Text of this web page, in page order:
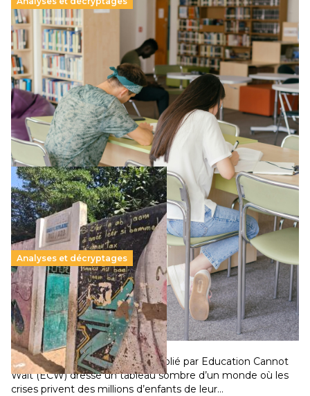
Supérieur privé : une dérive qui met à mal la
promesse républicaine
11 juillet 2026-
Le projet de loi sur la régulation de l’enseignement
supérieur privé met en lumière l’amplification d’un système
qui relègue l’acte pédagogique au superfétatoire, voire à…
Lire la suite →
Analyses et décryptages
258 millions d’enfants victimes de la guerre, des
chocs climatiques et des déplacements de
population
11 juillet 2026- National
Un nouveau rapport mondial publié par Education Cannot
Wait (ECW) dresse un tableau sombre d’un monde où les
crises privent des millions d’enfants de leur…